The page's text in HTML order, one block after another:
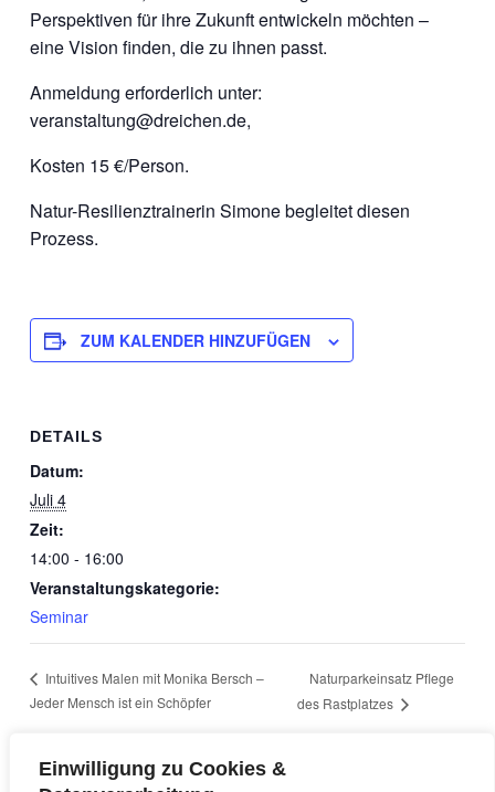
Einwilligung zu Cookies &
Perspektiven für ihre Zukunft entwickeln möchten –
eine Vision finden, die zu ihnen passt.
Anmeldung erforderlich unter:
veranstaltung@dreichen.de,
Kosten 15 €/Person.
Natur-Resilienztrainerin Simone begleitet diesen
Prozess.
ZUM KALENDER HINZUFÜGEN
DETAILS
Datum:
Juli 4
Zeit:
14:00 - 16:00
Veranstaltungskategorie:
Seminar
Intuitives Malen mit Monika Bersch –
Jeder Mensch ist ein Schöpfer
Naturparkeinsatz Pflege
des Rastplatzes